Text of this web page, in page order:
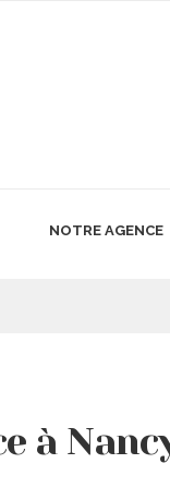
NOTRE AGENCE
à